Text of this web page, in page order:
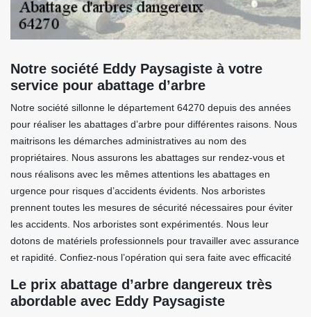
Notre société Eddy Paysagiste à votre
service pour abattage d’arbre
Notre société sillonne le département 64270 depuis des années
pour réaliser les abattages d’arbre pour différentes raisons. Nous
maitrisons les démarches administratives au nom des
propriétaires. Nous assurons les abattages sur rendez-vous et
nous réalisons avec les mêmes attentions les abattages en
urgence pour risques d’accidents évidents. Nos arboristes
prennent toutes les mesures de sécurité nécessaires pour éviter
les accidents. Nos arboristes sont expérimentés. Nous leur
dotons de matériels professionnels pour travailler avec assurance
et rapidité. Confiez-nous l’opération qui sera faite avec efficacité
Le prix abattage d’arbre dangereux très
abordable avec Eddy Paysagiste